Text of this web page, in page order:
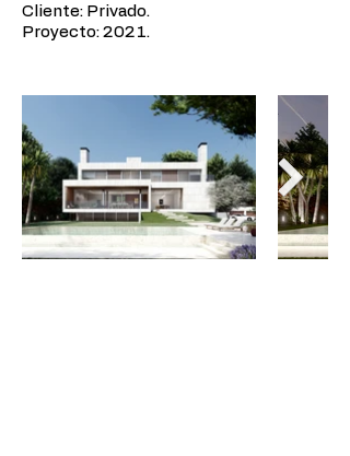
Cliente: Privado. ​
Proyecto: 2021.